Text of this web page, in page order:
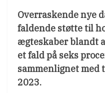
Overraskende nye
faldende støtte til
ægteskaber blandt
et fald på seks
sammenlignet med
2023.